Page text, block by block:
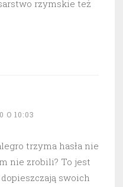
rzymskie też
O 10:03
trzyma hasła nie
nie zrobili? To jest
swoich